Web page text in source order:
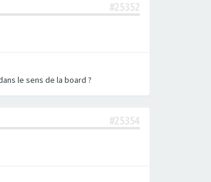
#25352
le sens de la board ?
#25354